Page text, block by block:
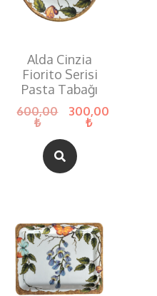
Alda Cinzia
Fiorito Serisi
Pasta Tabağı
600,00
₺
300,00
₺